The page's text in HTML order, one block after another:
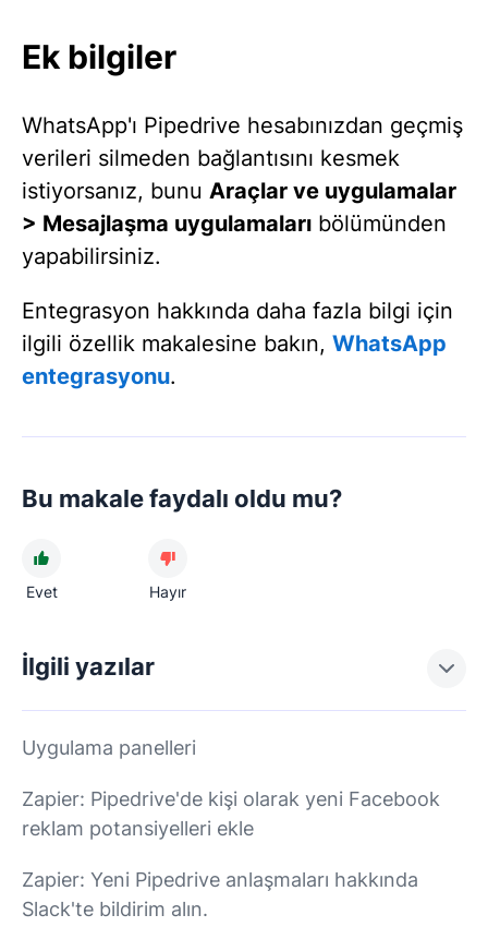
Ek bilgiler
WhatsApp'ı Pipedrive hesabınızdan geçmiş
verileri silmeden bağlantısını kesmek
istiyorsanız, bunu Araçlar ve uygulamalar
> Mesajlaşma uygulamaları bölümünden
yapabilirsiniz.
Entegrasyon hakkında daha fazla bilgi için
ilgili özellik makalesine bakın, WhatsApp
entegrasyonu.
Bu makale faydalı oldu mu?
Evet Hayır
İlgili yazılar
Uygulama panelleri
Zapier: Pipedrive'de kişi olarak yeni Facebook
reklam potansiyelleri ekle
Zapier: Yeni Pipedrive anlaşmaları hakkında
Slack'te bildirim alın.